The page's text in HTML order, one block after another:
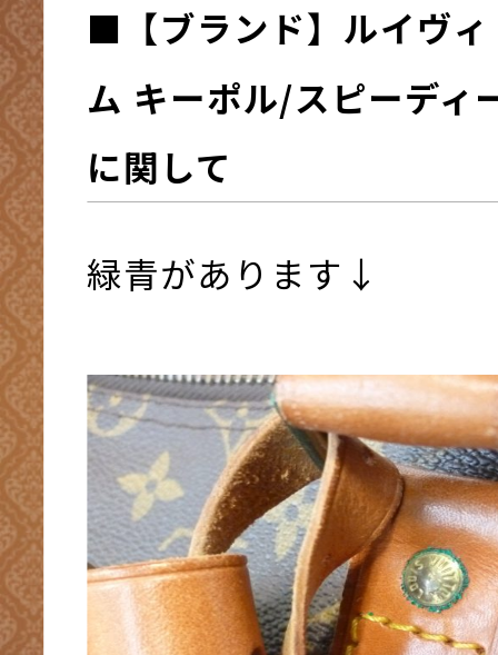
■【ブランド】 ルイヴ
ム キーポル/スピーディ
に関して
緑青があります↓